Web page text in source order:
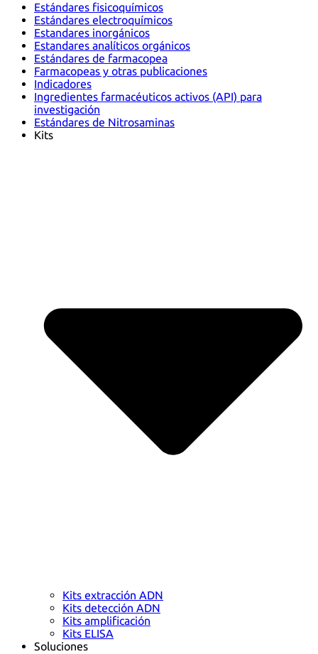
Estándares fisicoquímicos
Estándares electroquímicos
Estandares inorgánicos
Estandares analíticos orgánicos
Estándares de farmacopea
Farmacopeas y otras publicaciones
Indicadores
Ingredientes farmacéuticos activos (API) para
investigación
Estándares de Nitrosaminas
Kits
Kits extracción ADN
Kits detección ADN
Kits amplificación
Kits ELISA
Soluciones